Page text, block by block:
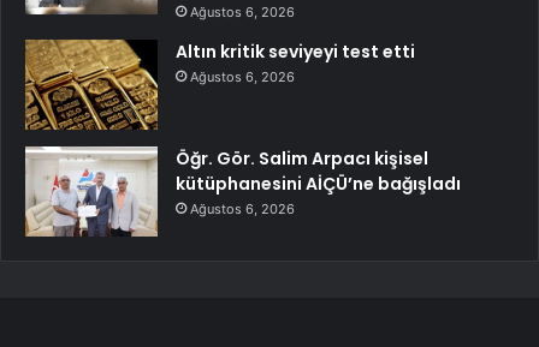
Ağustos 6, 2026
Altın kritik seviyeyi test etti
Ağustos 6, 2026
Öğr. Gör. Salim Arpacı kişisel
kütüphanesini AİÇÜ’ne bağışladı
Ağustos 6, 2026